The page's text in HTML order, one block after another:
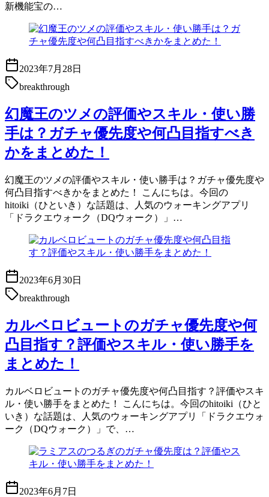
新機能宝の…
2023年7月28日
breakthrough
幻魔王のツメの評価やスキル・使い勝
手は？ガチャ優先度や何凸目指すべき
かをまとめた！
幻魔王のツメの評価やスキル・使い勝手は？ガチャ優先度や
何凸目指すべきかをまとめた！ こんにちは。今回の
hitoiki（ひといき）な話題は、人気のウォーキングアプリ
「ドラクエウォーク（DQウォーク）」…
2023年6月30日
breakthrough
カルベロビュートのガチャ優先度や何
凸目指す？評価やスキル・使い勝手を
まとめた！
カルベロビュートのガチャ優先度や何凸目指す？評価やスキ
ル・使い勝手をまとめた！ こんにちは。今回のhitoiki（ひと
いき）な話題は、人気のウォーキングアプリ「ドラクエウォ
ーク（DQウォーク）」で、…
2023年6月7日